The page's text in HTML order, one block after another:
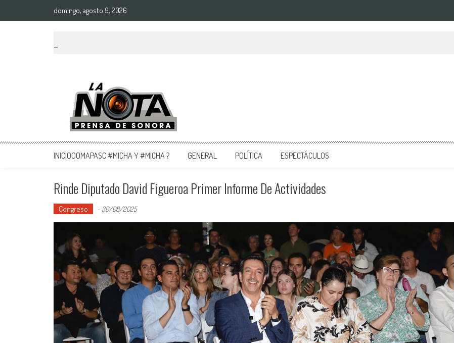
domingo, agosto 9, 2026
La Nota Prensa De Sonora
Noticias del día
INICIOOOMAPASC #MICHA Y #MICHA ? GENERAL POLÍTICA ESPECTÁCULOS
Rinde Diputado David Figueroa Primer Informe De Actividades
Congreso - 30/08/2025